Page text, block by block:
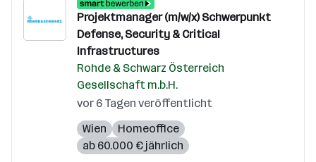
Projektmanager (m/w/x) Schwerpunkt
Defense, Security & Critical
Infrastructures
Rohde & Schwarz Österreich
Gesellschaft m.b.H.
vor 6 Tagen veröffentlicht
Wien
Homeoffice
ab 60.000 € jährlich